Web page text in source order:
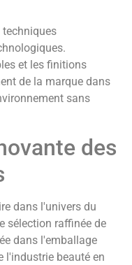
techniques
et les finitions
de la marque dans
sans
des
dans l'univers du
sélection raffinée de
dans l'emballage
l'industrie beauté en